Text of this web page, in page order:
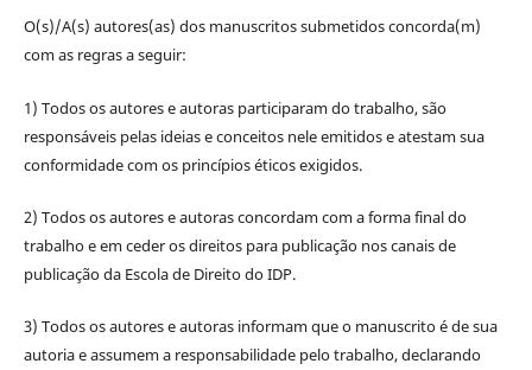
O(s)/A(s) autores(as) dos manuscritos submetidos concorda(m)
com as regras a seguir:
1) Todos os autores e autoras participaram do trabalho, são
responsáveis pelas ideias e conceitos nele emitidos e atestam sua
conformidade com os princípios éticos exigidos.
2) Todos os autores e autoras concordam com a forma final do
trabalho e em ceder os direitos para publicação nos canais de
publicação da Escola de Direito do IDP.
3) Todos os autores e autoras informam que o manuscrito é de sua
autoria e assumem a responsabilidade pelo trabalho, declarando